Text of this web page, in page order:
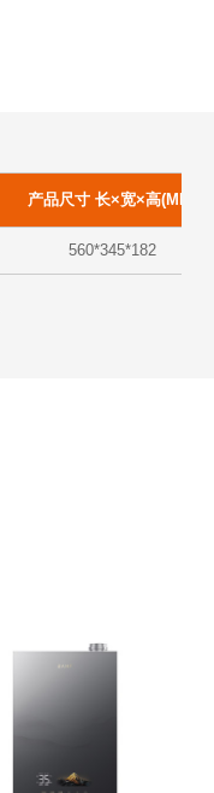
产品尺寸 长×宽×高(MM)
560*345*182